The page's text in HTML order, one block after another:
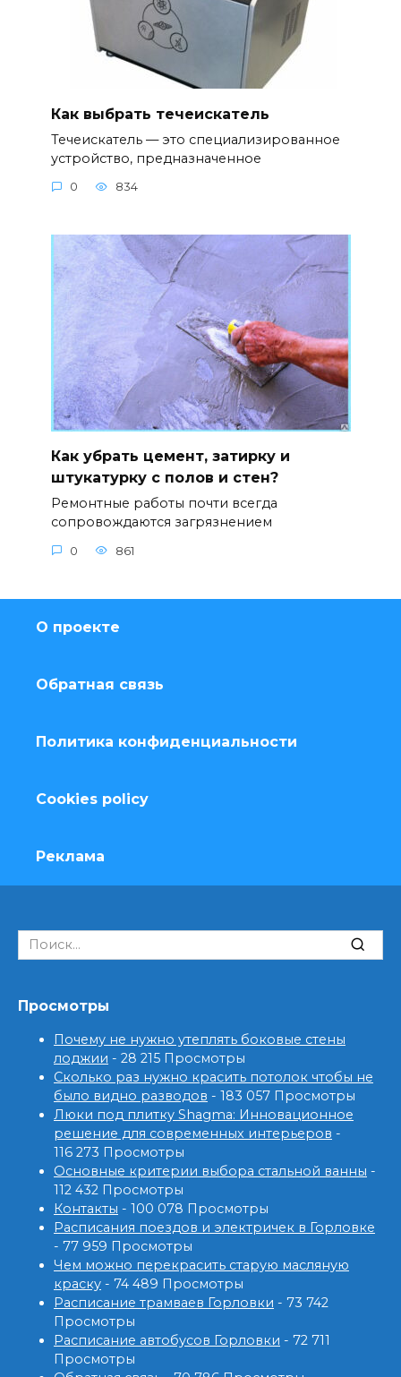
Как выбрать течеискатель
Течеискатель — это специализированное
устройство, предназначенное
0 834
Как убрать цемент, затирку и
штукатурку с полов и стен?
Ремонтные работы почти всегда
сопровождаются загрязнением
0 861
О проекте
Обратная связь
Политика конфиденциальности
Cookies policy
Реклама
Search
for:
Просмотры
Почему не нужно утеплять боковые стены
лоджии - 28 215 Просмотры
Сколько раз нужно красить потолок чтобы не
было видно разводов - 183 057 Просмотры
Люки под плитку Shagma: Инновационное
решение для современных интерьеров -
116 273 Просмотры
Основные критерии выбора стальной ванны -
112 432 Просмотры
Контакты - 100 078 Просмотры
Расписания поездов и электричек в Горловке
- 77 959 Просмотры
Чем можно перекрасить старую масляную
краску - 74 489 Просмотры
Расписание трамваев Горловки - 73 742
Просмотры
Расписание автобусов Горловки - 72 711
Просмотры